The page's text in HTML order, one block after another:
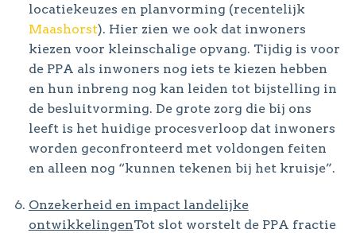
locatiekeuzes en planvorming (recentelijk
Maashorst). Hier zien we ook dat inwoners
kiezen voor kleinschalige opvang. Tijdig is voor
de PPA als inwoners nog iets te kiezen hebben
en hun inbreng nog kan leiden tot bijstelling in
de besluitvorming. De grote zorg die bij ons
leeft is het huidige procesverloop dat inwoners
worden geconfronteerd met voldongen feiten
en alleen nog “kunnen tekenen bij het kruisje”.
Onzekerheid en impact landelijke
ontwikkelingenTot slot worstelt de PPA fractie